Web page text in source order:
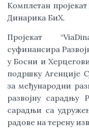
Комплетан
Динарика БиХ.
Пројекат
суфинансира
у Босни и
подршку Агенције
за међународни
развојну сарадњу
сарадњи са
радове на терену